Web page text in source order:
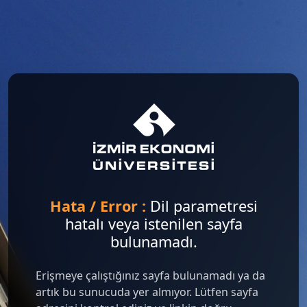
Hata / Error : Dil parametresi
hatalı veya istenilen sayfa
bulunamadı.
Erişmeye çalıştığınız sayfa bulunamadı ya da
artık bu sunucuda yer almıyor. Lütfen sayfa